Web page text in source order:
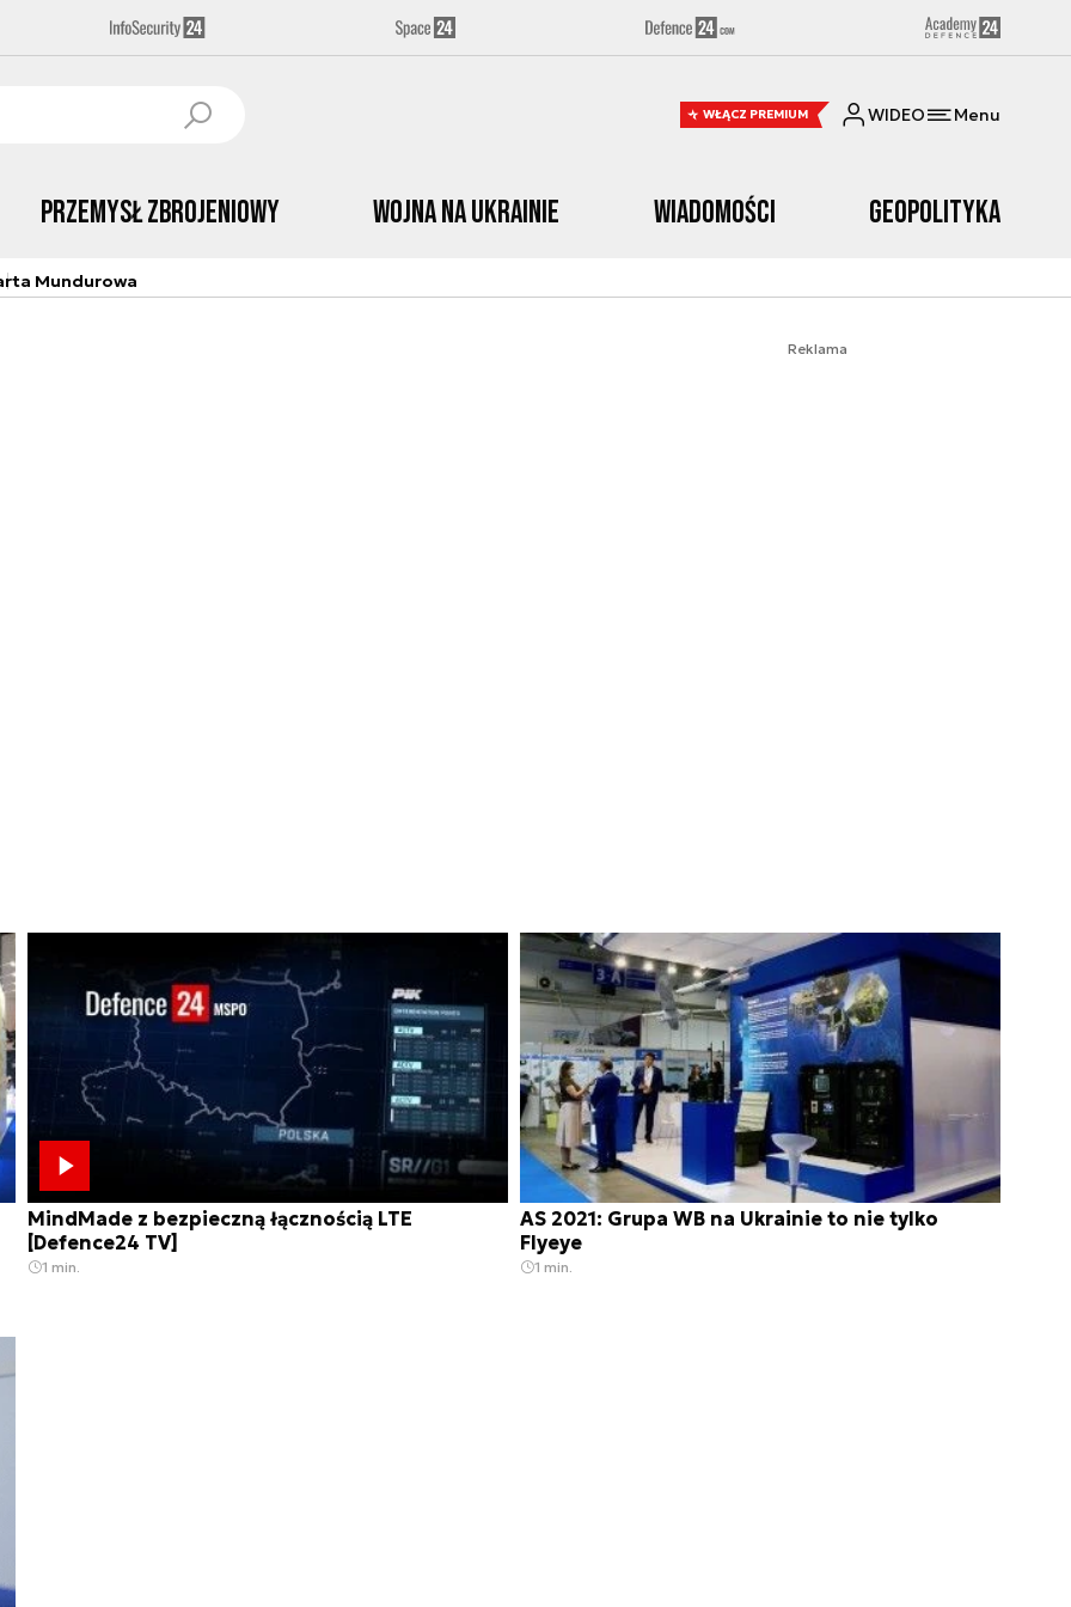
WŁĄCZ PREMIUM WIDEO Menu
Przemysł Zbrojeniowy Wojna na Ukrainie Wiadomości Geopolityka
Mundurowa
Reklama
MindMade z bezpieczną łącznością LTE
[Defence24 TV]
1 min.
AS 2021: Grupa WB na Ukrainie to nie tylko
Flyeye
1 min.